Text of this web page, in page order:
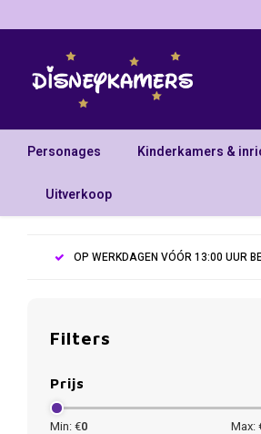
Personages Kinderkamers &
Uitverkoop
OP WERKDAGEN VÓÓR 13:00 UUR
Filters
Prijs
Min: €0 Max: